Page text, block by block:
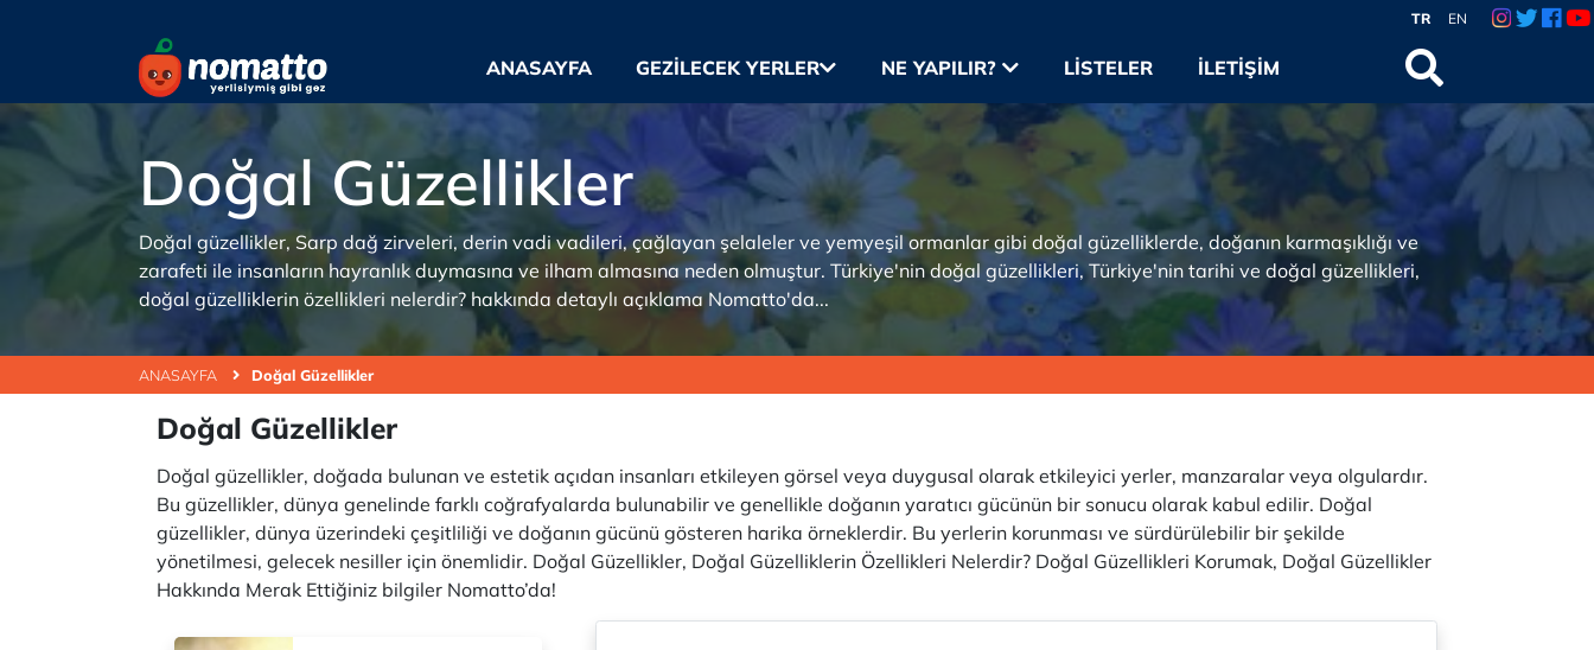
TR EN
ANASAYFA GEZILECEK YERLER NE YAPILIR? LISTELER İLETIŞIM
ANASAYFA Doğal Güzellikler
Doğal Güzellikler
Doğal güzellikler, Sarp dağ zirveleri, derin vadi vadileri, çağlayan şelaleler ve yemyeşil ormanlar gibi doğal güzelliklerde, doğanın karmaşıklığı ve
zarafeti ile insanların hayranlık duymasına ve ilham almasına neden olmuştur. Türkiye'nin doğal güzellikleri, Türkiye'nin tarihi ve doğal güzellikleri,
doğal güzelliklerin özellikleri nelerdir? hakkında detaylı açıklama Nomatto'da...
Doğal Güzellikler
Doğal güzellikler, doğada bulunan ve estetik açıdan insanları etkileyen görsel veya duygusal olarak etkileyici yerler, manzaralar veya olgulardır.
Bu güzellikler, dünya genelinde farklı coğrafyalarda bulunabilir ve genellikle doğanın yaratıcı gücünün bir sonucu olarak kabul edilir. Doğal
güzellikler, dünya üzerindeki çeşitliliği ve doğanın gücünü gösteren harika örneklerdir. Bu yerlerin korunması ve sürdürülebilir bir şekilde
yönetilmesi, gelecek nesiller için önemlidir. Doğal Güzellikler, Doğal Güzelliklerin Özellikleri Nelerdir? Doğal Güzellikleri Korumak, Doğal Güzellikler
Hakkında Merak Ettiğiniz bilgiler Nomatto’da!